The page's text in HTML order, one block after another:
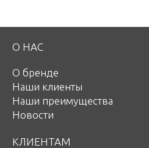
О НАС
О бренде
Наши клиенты
Наши преимущества
Новости
КЛИЕНТАМ